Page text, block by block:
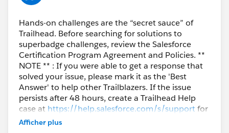
Hands-on challenges are the “secret sauce” of
Trailhead. Before searching for solutions to
superbadge challenges, review the Salesforce
Certification Program Agreement and Policies. **
NOTE ** : If you were able to get a response that
solved your issue, please mark it as the 'Best
Answer' to help other Trailblazers. If the issue
persists after 48 hours, create a Trailhead Help
case at https://help.salesforce.com/s/supportfor
further assistance.
Afficher plus